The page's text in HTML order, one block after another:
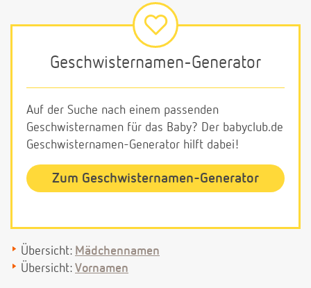
Geschwisternamen-Generator
Auf der Suche nach einem passenden
Geschwisternamen für das Baby? Der babyclub.de
Geschwisternamen-Generator hilft dabei!
Zum Geschwisternamen-Generator
Übersicht: Mädchennamen
Übersicht: Vornamen